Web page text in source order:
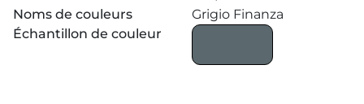
Noms de couleurs
Grigio Finanza
Échantillon de couleur